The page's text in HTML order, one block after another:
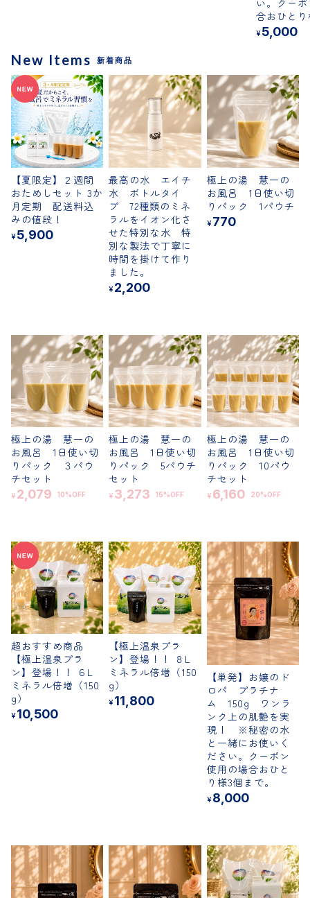
い。クー
合おひと
¥ 5,000
New Items 新着商品
【夏限定】２週間
おためしセット 3か
月定期 配送料込
みの値段！
¥ 5,900
最高の水 エイチ
水 ボトルタイ
プ 72種類のミネ
ラルをイオン化さ
せた特別な水 特
別な製法で丁寧に
時間を掛けて作り
ました。
¥2,200
極上の湯 慧一の
お風呂 1日使い切
りパック 1パウチ
¥ 770
極上の湯 慧一の
お風呂 1日使い切
りパック ３パウ
チセット
¥ 2,079 10%OFF
極上の湯 慧一の
お風呂 1日使い切
りパック 5パウチ
セット
¥ 3,273 15%OFF
極上の湯 慧一の
お風呂 1日使い切
りパック 10パウ
チセット
¥ 6,160 20%OFF
超おすすめ商品
【極上温泉プラ
ン】登場！！ ６L
ミネラル倍増（150
g）
¥ 10,500
【極上温泉プラ
ン】登場！！ ８L
ミネラル倍増（150
g）
¥11,800
【単発】お嬢のド
ロパ プラチナ
ム 150g ワンラ
ンク上の肌艶を実
現！ ※秘密の水
と一緒にお使いく
ださい。クーポン
使用の場合おひと
り様3個まで。
¥ 8,000